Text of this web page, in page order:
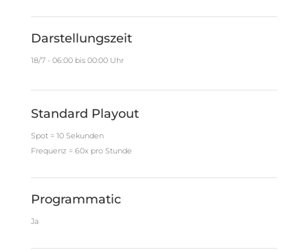
Darstellungszeit
18/7 - 06:00 bis 00:00 Uhr
Standard Playout
Spot = 10 Sekunden
Frequenz = 60x pro Stunde
Programmatic
Ja